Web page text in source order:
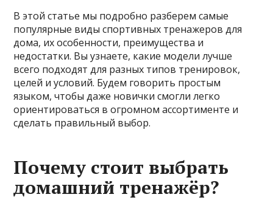
В этой статье мы подробно разберем самые
популярные виды спортивных тренажеров для
дома, их особенности, преимущества и
недостатки. Вы узнаете, какие модели лучше
всего подходят для разных типов тренировок,
целей и условий. Будем говорить простым
языком, чтобы даже новички смогли легко
ориентироваться в огромном ассортименте и
сделать правильный выбор.
Почему стоит выбрать
домашний тренажёр?